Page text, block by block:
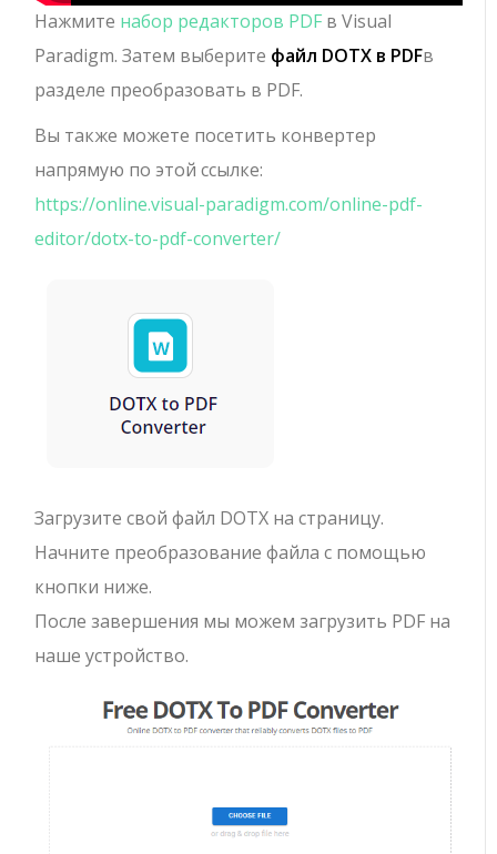
Нажмите набор редакторов PDF в Visual
Paradigm. Затем выберите файл DOTX в PDFв
разделе преобразовать в PDF.
Вы также можете посетить конвертер
напрямую по этой ссылке:
https://online.visual-paradigm.com/online-pdf-
editor/dotx-to-pdf-converter/
Загрузите свой файл DOTX на страницу.
Начните преобразование файла с помощью
кнопки ниже.
После завершения мы можем загрузить PDF на
наше устройство.